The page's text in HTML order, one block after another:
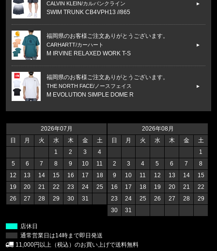
2026年07月
日
月 火 水 木 金
土
1
2 3
4
5
6 7 8 9 10
11
12
13 14 15 16 17
18
19
20 21 22 23 24
25
26
27 28 29 30 31
2026年08月
日
月 火 水 木 金
土
1
2
3 4 5 6 7
8
9
10 11 12 13 14
15
16
17 18 19 20 21
22
23
24 25 26 27 28
29
30
31
店休日
通常営業日は14時まで即日発送
11,000円以上（税込）のお買い上げで送料無料
CALVIN KLEIN/カルバンクライン
SWIM TRUNK CB4VPH13 //865
福岡県のお客様ご注文ありがとうございます。
CARHARTT/カーハート
M IRVINE RELAXED WORK T-S
福岡県のお客様ご注文ありがとうございます。
THE NORTH FACE/ノースフェイス
M EVOLUTION SIMPLE DOME R
THE NORTH FACE/ノースフェイス
M BOX NSE ENERGY REGULAR
福岡県のお客様ご注文ありがとうございます。
CALVIN KLEIN/カルバンクライン
SWIM TRUNK CB4VPH13 //865
福岡県のお客様ご注文ありがとうございます。
CALVIN KLEIN/カルバンクライン
福岡県のお客様ご注文ありがとうございます。